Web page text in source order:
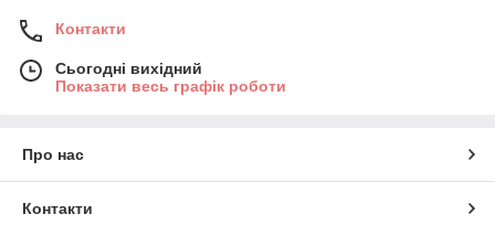
Контакти
Сьогодні вихідний
Показати весь графік роботи
Про нас
Контакти